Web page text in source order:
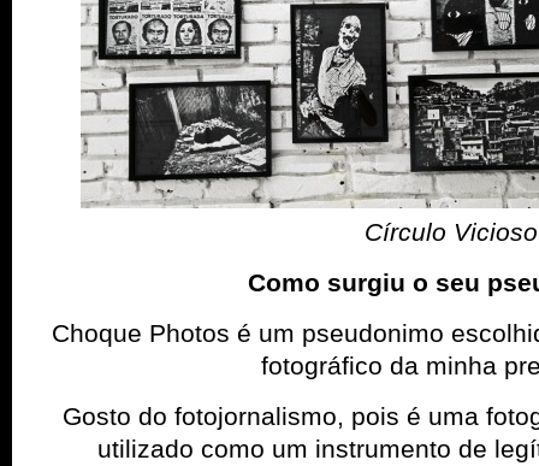
Círculo Vicioso
Como surgiu o seu
Choque Photos é um pseudonimo
fotográfico da minha
Gosto do fotojornalismo, pois é uma
utilizado como um instrumento de